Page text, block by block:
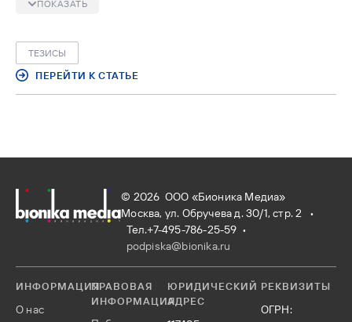
пациентов с сахарным диабетом 2-го типа (СД2).
ПОКАЗАТЬ
ТЕЗИСЫ
ПЕРЕЙТИ К СТАТЬЕ
© 2026 ООО «Бионика Медиа»
Москва, ул. Обручева д. 30/1, стр. 2 •
Тел.+7-495-786-25-59 •
podpiska@bionika.ru
ИНФОРМАЦИЯ
О нас
ПРАВОВАЯ
ИНФОРМАЦИЯ
ЮРИДИЧЕСКИЙ
АДРЕС
РЕКВИЗИТЫ
ОГРН: